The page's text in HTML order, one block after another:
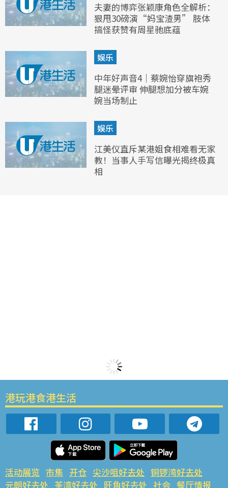
夫妻的博弈张颖康角色全解析：
狠甩30磅演“妈宝渣男” 肢体
搞怪获赞有周星驰底蕴
娱乐
中年好声音4｜蔡婉怡穿旗袍秀
腿迷晕评审 伸腿想加分被车婉
婉当场制止
娱乐
江美仪直斥某港姐食相难看无家
教！当事人手写信曝光揭终极真
相
港玩港食港生活
活动展览 市集 开仓 尖沙咀好去处 铜锣湾好去处
元朗好去处 荃湾好去处 旺角好去处 社会 餐厅情报